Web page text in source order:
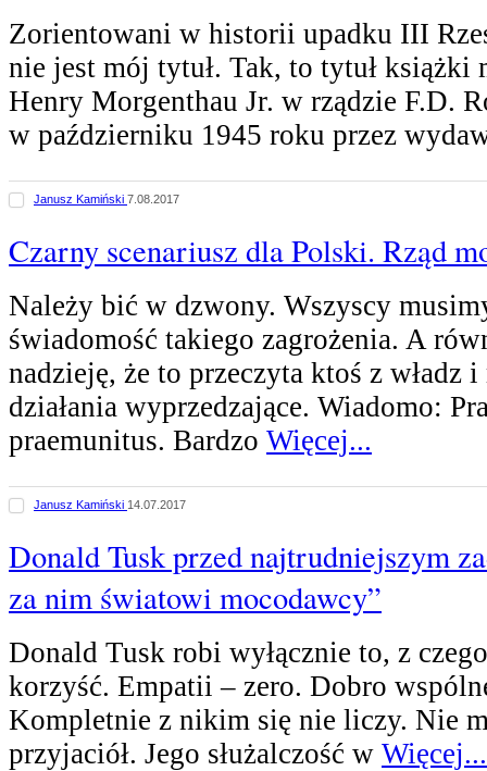
Zorientowani w historii upadku III
nie jest mój tytuł. Tak, to tytuł książki
Henry Morgenthau Jr. w rządzie F.D.
w październiku 1945 roku przez
Janusz Kamiński 7.08.2017
Czarny scenariusz dla Polski. Rząd
Należy bić w dzwony. Wszyscy
świadomość takiego zagrożenia. A
nadzieję, że to przeczyta ktoś z władz
działania wyprzedzające. Wiadomo:
praemunitus. Bardzo Więcej...
Janusz Kamiński 14.07.2017
Donald Tusk przed najtrudniejszym
za nim światowi mocodawcy”
Donald Tusk robi wyłącznie to, z
korzyść. Empatii – zero. Dobro
Kompletnie z nikim się nie liczy. Nie
przyjaciół. Jego służalczość w Więcej...